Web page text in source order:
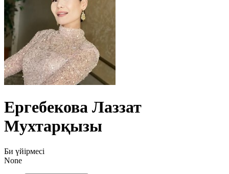
Ергебекова Лаззат
Мухтарқызы
Би үйірмесі
None